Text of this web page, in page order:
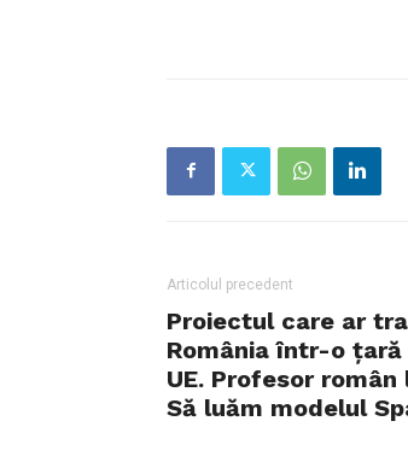
Articolul precedent
Proiectul care ar
România într-o
UE. Profesor
Să luăm modelul